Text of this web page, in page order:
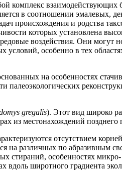
комплекс
в соотношении
происхождения и родства
которых установлена
воздействия. Они
условий, особенно в тех
на особенностях
палеоэкологических
gregalis). Этот вид широко
из местонахождений
отсутствием
на различных по абразивным
стираний, особенностях
вдоль широтного градиента